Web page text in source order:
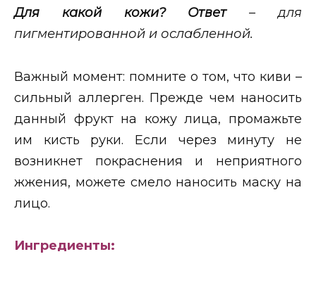
Для какой кожи? Ответ– для
пигментированной и ослабленной.
Важный момент: помните о том, что киви –
сильный аллерген. Прежде чем наносить
данный фрукт на кожу лица, промажьте
им кисть руки. Если через минуту не
возникнет покраснения и неприятного
жжения, можете смело наносить маску на
лицо.
Ингредиенты: